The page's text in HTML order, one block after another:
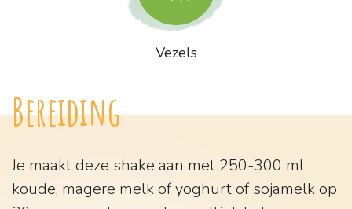
Vezels
Bereiding
Je maakt deze shake aan met 250-300 ml
koude, magere melk of yoghurt of sojamelk op